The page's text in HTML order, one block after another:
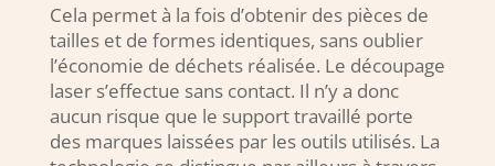
Cela permet à la fois d’obtenir des pièces de
tailles et de formes identiques, sans oublier
l’économie de déchets réalisée. Le découpage
laser s’effectue sans contact. Il n’y a donc
aucun risque que le support travaillé porte
des marques laissées par les outils utilisés. La